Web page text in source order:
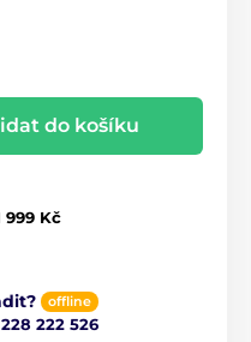
do košíku
999 Kč
offline
222 526